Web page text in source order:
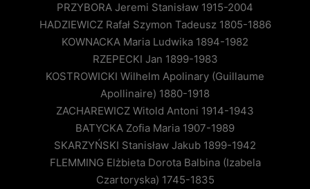
PRZYBORA Jeremi Stanisław 1915-2004
HADZIEWICZ Rafał Szymon Tadeusz 1805-1886
KOWNACKA Maria Ludwika 1894-1982
RZEPECKI Jan 1899-1983
KOSTROWICKI Wilhelm Apolinary (Guillaume
Apollinaire) 1880-1918
ZACHAREWICZ Witold Antoni 1914-1943
BATYCKA Zofia Maria 1907-1989
SKARZYŃSKI Stanisław Jakub 1899-1942
FLEMMING Elżbieta Dorota Balbina (Izabela
Czartoryska) 1745-1835